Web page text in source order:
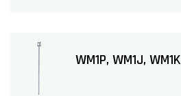
WM1P, WM1J, WM1K